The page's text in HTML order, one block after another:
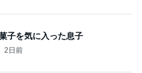
子を気に入った息子
2日前